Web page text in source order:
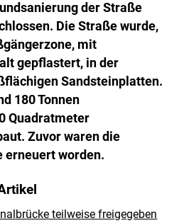
der Straße
Die Straße wurde,
mit
gepflastert, in der
Sandsteinplatten.
180 Tonnen
Quadratmeter
Zuvor waren die
erneuert worden.
teilweise freigegeben